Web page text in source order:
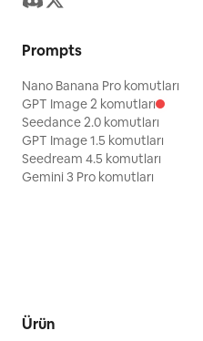
Prompts
Nano Banana Pro komutları
GPT Image 2 komutları
Seedance 2.0 komutları
GPT Image 1.5 komutları
Seedream 4.5 komutları
Gemini 3 Pro komutları
Ürün